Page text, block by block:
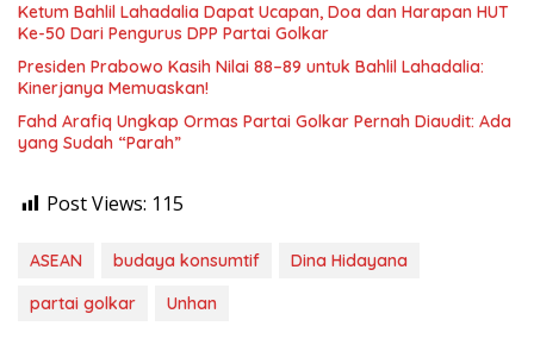
Ketum Bahlil Lahadalia Dapat Ucapan, Doa dan Harapan HUT
Ke-50 Dari Pengurus DPP Partai Golkar
Presiden Prabowo Kasih Nilai 88–89 untuk Bahlil Lahadalia:
Kinerjanya Memuaskan!
Fahd Arafiq Ungkap Ormas Partai Golkar Pernah Diaudit: Ada
yang Sudah “Parah”
Post Views: 115
ASEAN budaya konsumtif
Dina Hidayana
partai golkar
Unhan